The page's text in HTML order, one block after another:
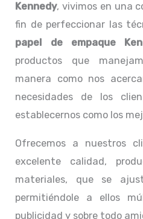
Kennedy, vivimos en una
fin de perfeccionar las
papel de empaque
productos que
manera como nos
necesidades de los
establecernos como los
Ofrecemos a nuestros
excelente calidad,
materiales, que se
permitiéndole a ellos
publicidad y sobre todo